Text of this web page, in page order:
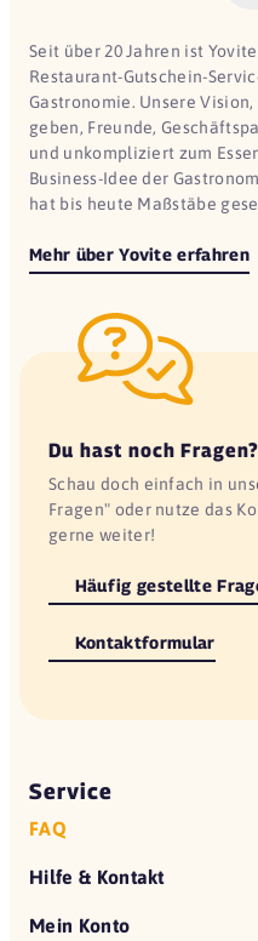
Seit über 20 Jahren ist
Restaurant-Gutschein-
Gastronomie. Unsere
geben, Freunde,
und unkompliziert zum
Business-Idee der
hat bis heute Maßstäbe
Mehr über Yovite erfahren
Du hast noch Fragen?
Schau doch einfach in
Fragen" oder nutze das
gerne weiter!
Häufig gestellte
Kontaktformular
Service
FAQ
Hilfe & Kontakt
Mein Konto